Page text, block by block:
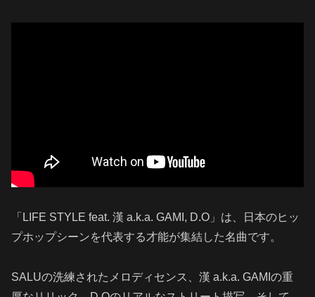
「LIFE STYLE feat. 漢 a.k.a. GAMI, D.O」は、日本のヒッ
プホップシーンを代表する才能が集結した名曲です。
SALUの洗練されたメロディセンス、漢 a.k.a. GAMIの重